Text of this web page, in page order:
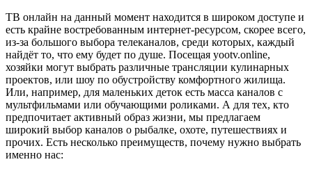
ТВ онлайн на данный момент находится в широком доступе и
есть крайне востребованным интернет-ресурсом, скорее всего,
из-за большого выбора телеканалов, среди которых, каждый
найдёт то, что ему будет по душе. Посещая yootv.online,
хозяйки могут выбрать различные трансляции кулинарных
проектов, или шоу по обустройству комфортного жилища.
Или, например, для маленьких деток есть масса каналов с
мультфильмами или обучающими роликами. А для тех, кто
предпочитает активный образ жизни, мы предлагаем
широкий выбор каналов о рыбалке, охоте, путешествиях и
прочих. Есть несколько преимуществ, почему нужно выбрать
именно нас: